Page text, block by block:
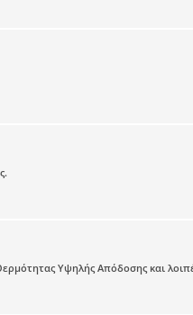
Υψηλής Απόδοσης και